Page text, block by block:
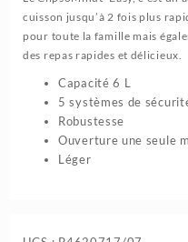
cuisson jusqu’à 2 fois plus
pour toute la famille mais
des repas rapides et délicieux.
Capacité 6 L
5 systèmes de
Robustesse
Ouverture une seule
Léger